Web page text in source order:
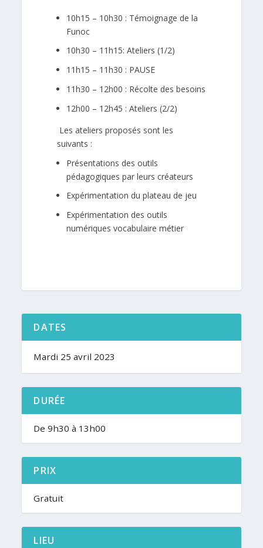
10h15 – 10h30 : Témoignage de la
Funoc
10h30 – 11h15: Ateliers (1/2)
11h15 – 11h30 : PAUSE
11h30 – 12h00 : Récolte des besoins
12h00 – 12h45 : Ateliers (2/2)
Les ateliers proposés sont les
suivants :
Présentations des outils
pédagogiques par leurs créateurs
Expérimentation du plateau de jeu
Expérimentation des outils
numériques vocabulaire métier
DATES
Mardi 25 avril 2023
DURÉE
De 9h30 à 13h00
PRIX
Gratuit
LIEU